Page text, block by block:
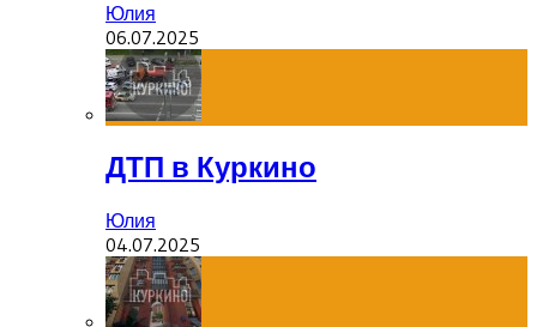
Юлия
06.07.2025
ДТП в Куркино
Юлия
04.07.2025